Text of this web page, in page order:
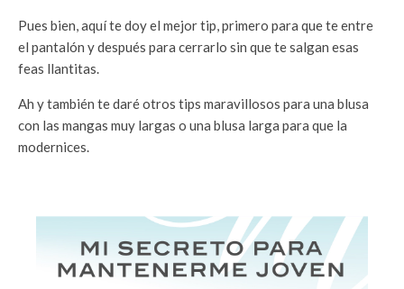
Pues bien, aquí te doy el mejor tip, primero para que te entre
el pantalón y después para cerrarlo sin que te salgan esas
feas llantitas.
Ah y también te daré otros tips maravillosos para una blusa
con las mangas muy largas o una blusa larga para que la
modernices.